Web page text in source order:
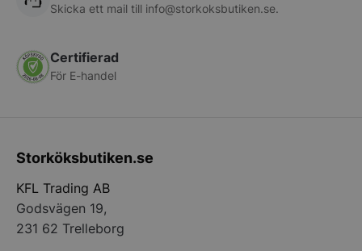
Skicka ett mail till info@storkoksbutiken.se.
Certifierad
För E-handel
Storköksbutiken.se
KFL Trading AB
Godsvägen 19,
231 62 Trelleborg
PHPSESSID